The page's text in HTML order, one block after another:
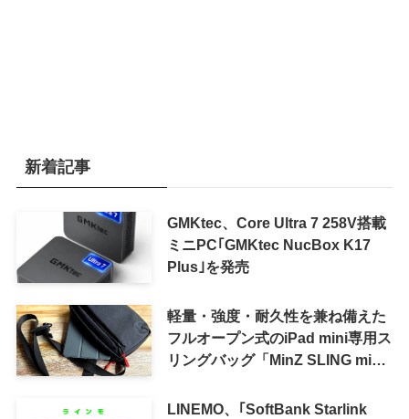
新着記事
GMKtec、Core Ultra 7 258V搭載
ミニPC｢GMKtec NucBox K17
Plus｣を発売
軽量・強度・耐久性を兼ね備えた
フルオープン式のiPad mini専用ス
リングバッグ「MinZ SLING mini
LINEMO、｢SoftBank Starlink